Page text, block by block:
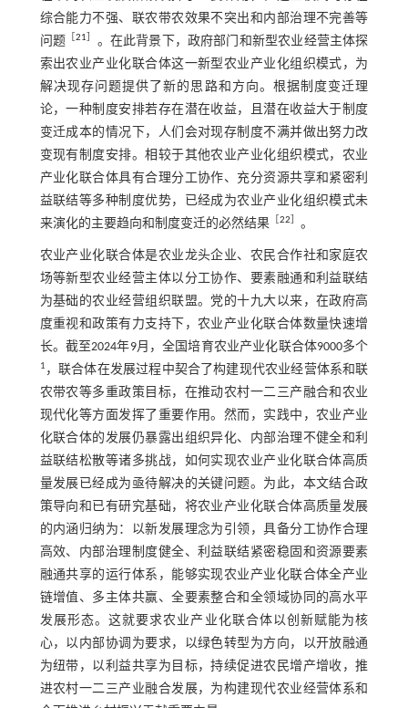
综合能力不强、联农带农效果不突出和内部治理不完善等
问题［21
。在此背景下，政府部门和新型农业经营主体探
索出农业产业化联合体这一新型农业产业化组织模式，为
解决现存问题提供了新的思路和方向。根据制度变迁理
论，一种制度安排若存在潜在收益，且潜在收益大于制度
变迁成本的情况下，人们会对现存制度不满并做出努力改
变现有制度安排。相较于其他农业产业化组织模式，农业
产业化联合体具有合理分工协作、充分资源共享和紧密利
益联结等多种制度优势，已经成为农业产业化组织模式未
来演化的主要趋向和制度变迁的必然结果
22 。
农业产业化联合体是农业龙头企业、农民合作社和家庭农
场等新型农业经营主体以分工协作、要素融通和利益联结
为基础的农业经营组织联盟。党的十九大以来，在政府高
度重视和政策有力支持下，农业产业化联合体数量快速增
长。截至2024年9月，全国培育农业产业化联合体9000多个
1 ，联合体在发展过程中契合了构建现代农业经营体系和联
农带农等多重政策目标，在推动农村一二三产融合和农业
现代化等方面发挥了重要作用。然而，实践中，农业产业
化联合体的发展仍暴露出组织异化、内部治理不健全和利
益联结松散等诸多挑战，如何实现农业产业化联合体高质
量发展已经成为亟待解决的关键问题。为此，本文结合政
策导向和已有研究基础，将农业产业化联合体高质量发展
的内涵归纳为：以新发展理念为引领，具备分工协作合理
高效、内部治理制度健全、利益联结紧密稳固和资源要素
融通共享的运行体系，能够实现农业产业化联合体全产业
链增值、多主体共赢、全要素整合和全领域协同的高水平
发展形态。这就要求农业产业化联合体以创新赋能为核
心，以内部协调为要求，以绿色转型为方向，以开放融通
为纽带，以利益共享为目标，持续促进农民增产增收，推
进农村一二三产业融合发展，为构建现代农业经营体系和